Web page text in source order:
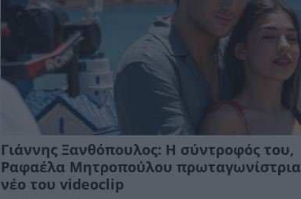
Γιάννης Ξανθόπουλος: Η σύντροφός του,
Ραφαέλα Μητροπούλου
νέο του videoclip